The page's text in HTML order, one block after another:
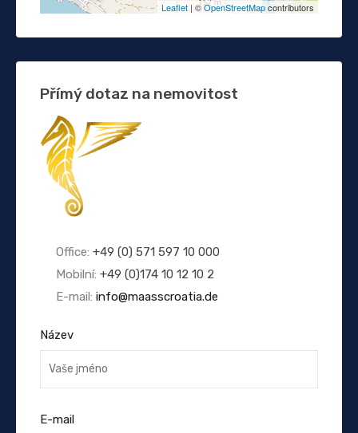
Leaflet | ©OpenStreetMapcontributors
Přímý dotaz na nemovitost
Office: +49 (0) 571 597 10 000
Mobilní: +49 (0)174 10 12 10 2
E-mail: info@maasscroatia.de
Název
E-mail